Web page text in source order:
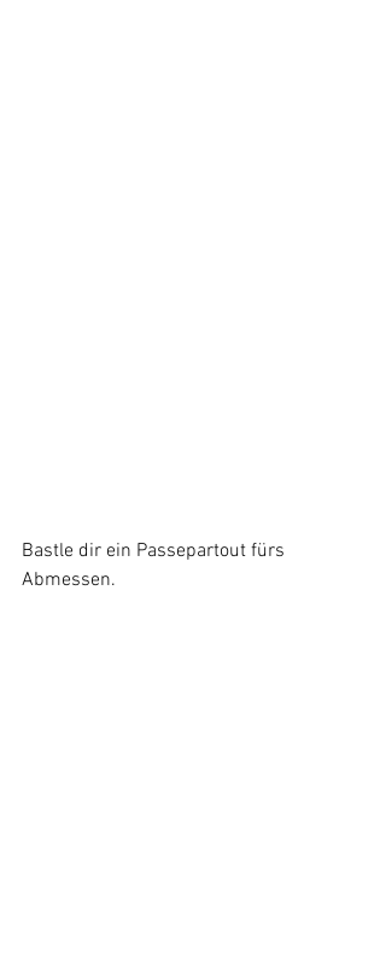
Bastle dir ein Passepartout fürs
Abmessen.